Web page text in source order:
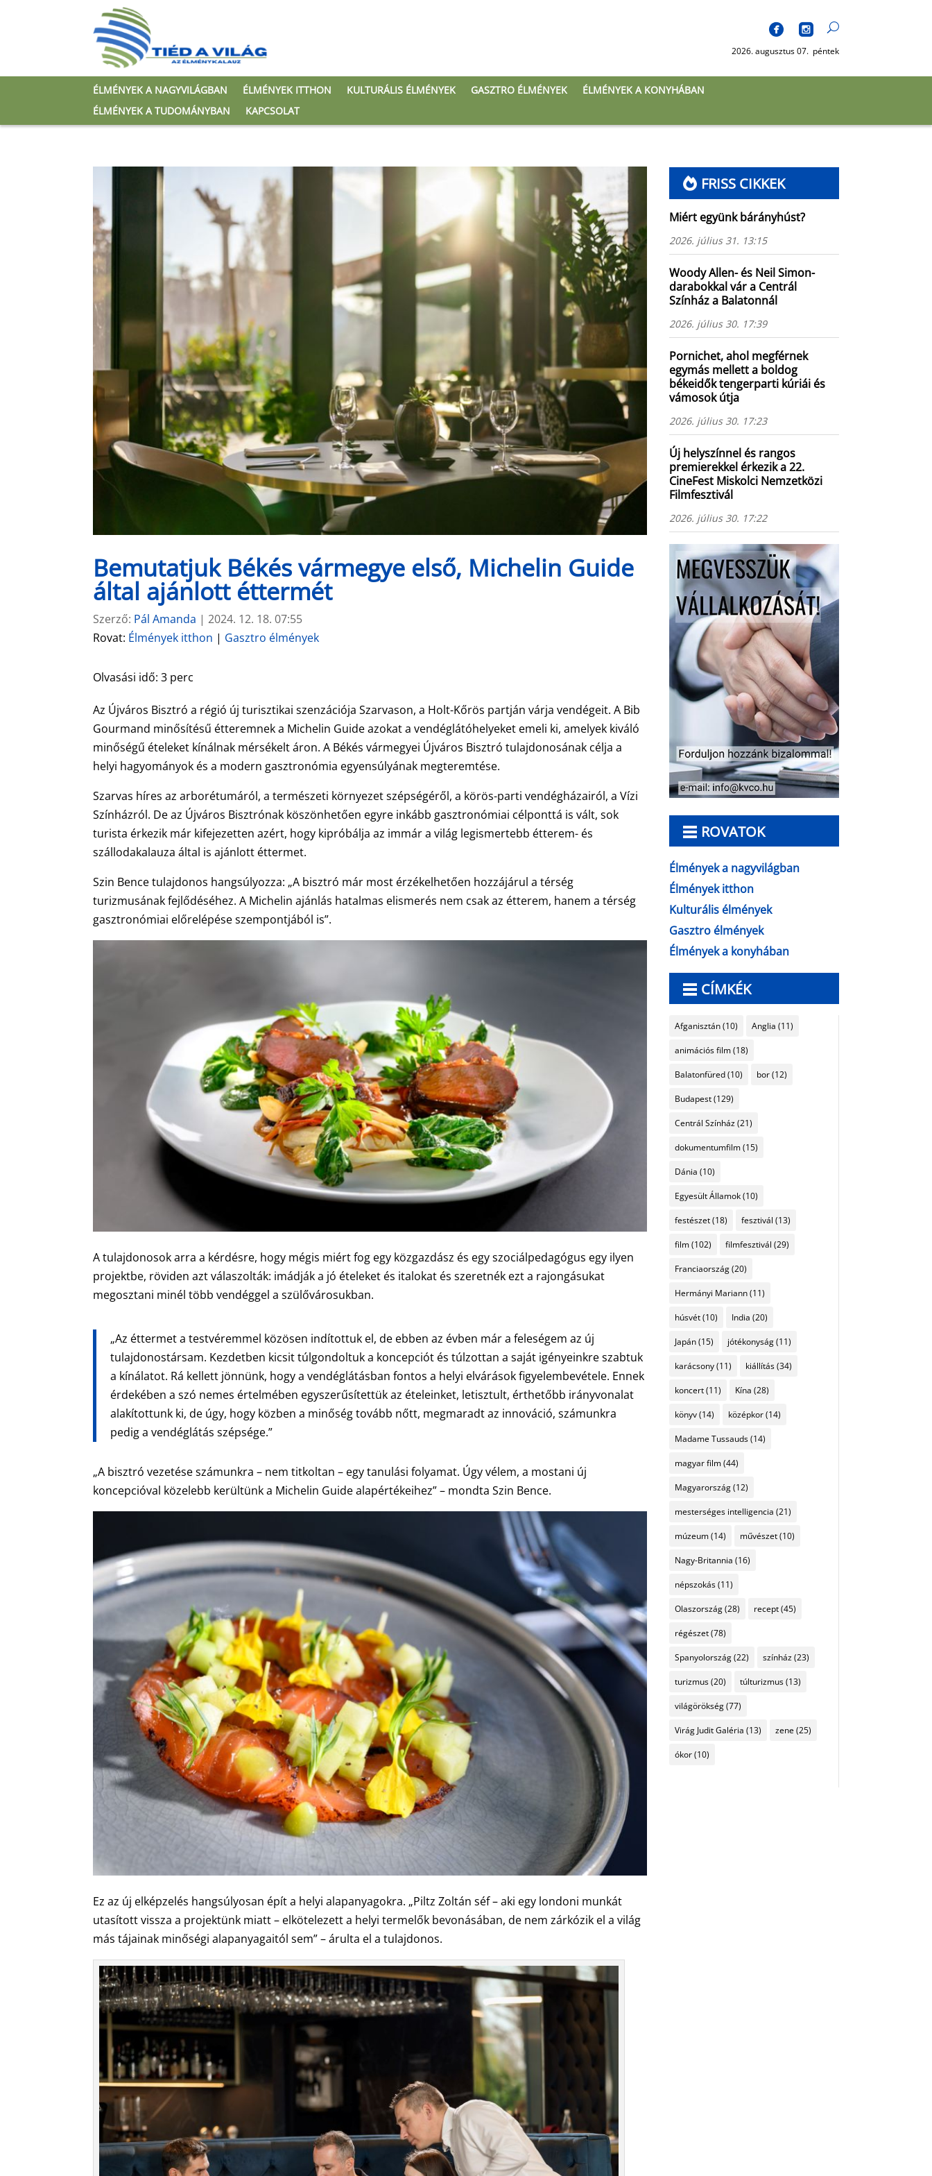
2026. augusztus 07. péntek
ÉLMÉNYEK A NAGYVILÁGBAN ÉLMÉNYEK ITTHON KULTURÁLIS ÉLMÉNYEK GASZTRO ÉLMÉNYEK
ÉLMÉNYEK A KONYHÁBAN
ÉLMÉNYEK A TUDOMÁNYBAN
KAPCSOLAT
Bemutatjuk Békés vármegye első, Michelin Guide
által ajánlott éttermét
Szerző: Pál Amanda |2024. 12. 18. 07:55
Rovat: Élmények itthon | Gasztro élmények
Olvasási idő:3 perc
Az Újváros Bisztró a régió új turisztikai szenzációja Szarvason, a Holt-Kőrös partján várja vendégeit. A Bib
Gourmand minősítésű étteremnek a Michelin Guide azokat a vendéglátóhelyeket emeli ki, amelyek kiváló
minőségű ételeket kínálnak mérsékelt áron. A Békés vármegyei Újváros Bisztró tulajdonosának célja a
helyi hagyományok és a modern gasztronómia egyensúlyának megteremtése.
Szarvas híres az arborétumáról, a természeti környezet szépségéről, a körös-parti vendégházairól, a Vízi
Színházról. De az Újváros Bisztrónak köszönhetően egyre inkább gasztronómiai célponttá is vált, sok
turista érkezik már kifejezetten azért, hogy kipróbálja az immár a világ legismertebb étterem- és
szállodakalauza által is ajánlott éttermet.
Szin Bence tulajdonos hangsúlyozza: „A bisztró már most érzékelhetően hozzájárul a térség
turizmusának fejlődéséhez. A Michelin ajánlás hatalmas elismerés nem csak az étterem, hanem a térség
gasztronómiai előrelépése szempontjából is”.
A tulajdonosok arra a kérdésre, hogy mégis miért fog egy közgazdász és egy szociálpedagógus egy ilyen
projektbe, röviden azt válaszolták: imádják a jó ételeket és italokat és szeretnék ezt a rajongásukat
megosztani minél több vendéggel a szülővárosukban.
„Az éttermet a testvéremmel közösen indítottuk el, de ebben az évben már a feleségem az új
tulajdonostársam. Kezdetben kicsit túlgondoltuk a koncepciót és túlzottan a saját igényeinkre szabtuk
a kínálatot. Rá kellett jönnünk, hogy a vendéglátásban fontos a helyi elvárások figyelembevétele. Ennek
érdekében a szó nemes értelmében egyszerűsítettük az ételeinket, letisztult, érthetőbb irányvonalat
alakítottunk ki, de úgy, hogy közben a minőség tovább nőtt, megmaradt az innováció, számunkra
pedig a vendéglátás szépsége.”
„A bisztró vezetése számunkra – nem titkoltan – egy tanulási folyamat. Úgy vélem, a mostani új
koncepcióval közelebb kerültünk a Michelin Guide alapértékeihez” – mondta Szin Bence.
Ez az új elképzelés hangsúlyosan épít a helyi alapanyagokra. „Piltz Zoltán séf – aki egy londoni munkát
utasított vissza a projektünk miatt – elkötelezett a helyi termelők bevonásában, de nem zárkózik el a világ
más tájainak minőségi alapanyagaitól sem” – árulta el a tulajdonos.
FRISS CIKKEK
Miért együnk bárányhúst?
2026. július 31. 13:15
Woody Allen- és Neil Simon-
darabokkal vár a Centrál
Színház a Balatonnál
2026. július 30. 17:39
Pornichet, ahol megférnek
egymás mellett a boldog
békeidők tengerparti kúriái és
vámosok útja
2026. július 30. 17:23
Új helyszínnel és rangos
premierekkel érkezik a 22.
CineFest Miskolci Nemzetközi
Filmfesztivál
2026. július 30. 17:22
ROVATOK
Élmények a nagyvilágban
Élmények itthon
Kulturális élmények
Gasztro élmények
Élmények a konyhában
CÍMKÉK
Afganisztán(10) Anglia (11)
animációs film(18)
Balatonfüred(10) bor(12)
Budapest(129)
Centrál Színház(21)
dokumentumfilm(15)
Dánia (10)
Egyesült Államok(10)
festészet(18) fesztivál (13)
film(102) filmfesztivál (29)
Franciaország(20)
Hermányi Mariann(11)
húsvét(10) India (20)
Japán(15) jótékonyság(11)
karácsony(11) kiállítás(34)
koncert(11) Kína (28)
könyv(14) középkor(14)
Madame Tussauds(14)
magyar film(44)
Magyarország(12)
mesterséges intelligencia (21)
múzeum(14) művészet(10)
Nagy-Britannia (16)
népszokás(11)
Olaszország(28) recept(45)
régészet(78)
Spanyolország(22) színház(23)
turizmus(20) túlturizmus(13)
világörökség(77)
Virág Judit Galéria (13) zene (25)
ókor(10)